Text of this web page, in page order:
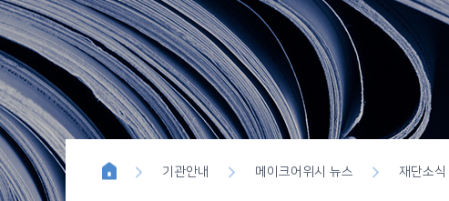
위시이펙트 블루버튼 캠페인
기관안내 메이크어위시 뉴스 재단소식